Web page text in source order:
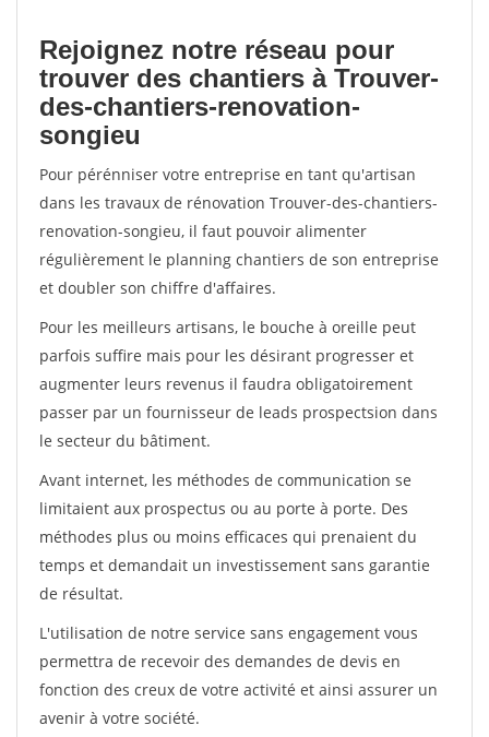
Rejoignez notre réseau pour
trouver des chantiers à Trouver-
des-chantiers-renovation-
songieu
Pour pérénniser votre entreprise en tant qu'artisan
dans les travaux de rénovation Trouver-des-chantiers-
renovation-songieu, il faut pouvoir alimenter
régulièrement le planning chantiers de son entreprise
et doubler son chiffre d'affaires.
Pour les meilleurs artisans, le bouche à oreille peut
parfois suffire mais pour les désirant progresser et
augmenter leurs revenus il faudra obligatoirement
passer par un fournisseur de leads prospectsion dans
le secteur du bâtiment.
Avant internet, les méthodes de communication se
limitaient aux prospectus ou au porte à porte. Des
méthodes plus ou moins efficaces qui prenaient du
temps et demandait un investissement sans garantie
de résultat.
L'utilisation de notre service sans engagement vous
permettra de recevoir des demandes de devis en
fonction des creux de votre activité et ainsi assurer un
avenir à votre société.